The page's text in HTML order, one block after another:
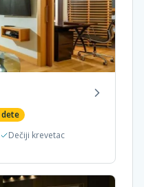
dete
Dečiji krevetac